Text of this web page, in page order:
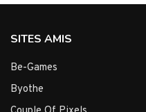
SITES AMIS
Be-Games
Byothe